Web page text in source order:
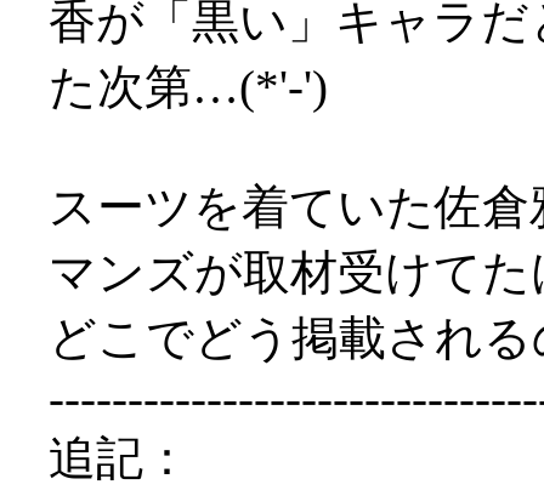
香が「黒い」キャラ
た次第…(*'-')
スーツを着ていた佐
マンズが取材受けて
どこでどう掲載され
追記：